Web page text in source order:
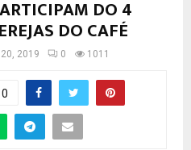
DO 4º
DO CAFÉ
2019 0 1011
0